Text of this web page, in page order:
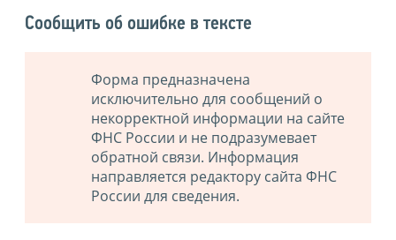
Сообщить об ошибке в тексте
Форма предназначена
исключительно для сообщений о
некорректной информации на сайте
ФНС России и не подразумевает
обратной связи. Информация
направляется редактору сайта ФНС
России для сведения.